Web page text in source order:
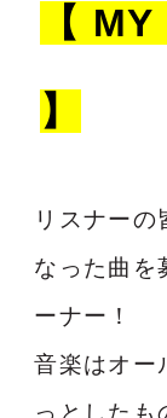
【
】
リスナーの
なった曲を
ーナー！
音楽はオー